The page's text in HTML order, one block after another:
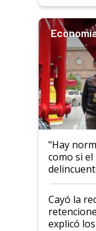
"Hay
como si
al
habló del
Cayó la
explicó